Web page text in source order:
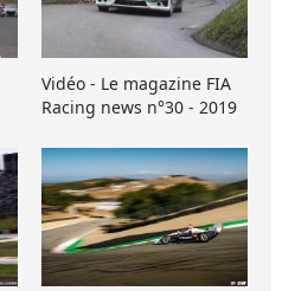
Vidéo - Le magazine FIA
Racing news n°30 - 2019